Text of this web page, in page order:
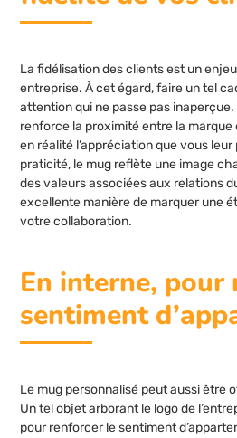
La fidélisation des clients est un
entreprise. À cet égard, faire un tel
attention qui ne passe pas
renforce la proximité entre la
en réalité l’appréciation que vous leur
praticité, le mug reflète une image
des valeurs associées aux relations
excellente manière de marquer une
votre collaboration.
En interne, pour
sentiment
Le mug personnalisé peut aussi être
Un tel objet arborant le logo de
pour renforcer le sentiment